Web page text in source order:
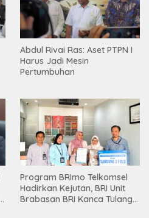
Abdul Rivai Ras: Aset PTPN I
Harus Jadi Mesin
Pertumbuhan
Program BRImo Telkomsel
Hadirkan Kejutan, BRI Unit
Brabasan BRI Kanca Tulang